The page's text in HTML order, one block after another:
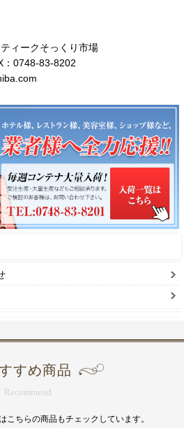
ィークそっくり市場
0748-83-8202
すめ商品
Recommend
こちらの商品もチェックしています。